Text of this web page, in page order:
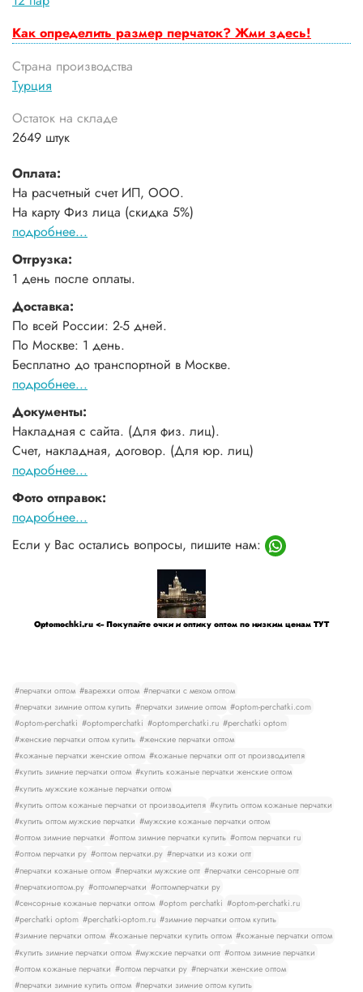
Как определить размер перчаток? Жми здесь!
Страна производства
Турция
Остаток на складе
2649 штук
Оплата:
На расчетный счет ИП, ООО.
На карту Физ лица (скидка 5%)
подробнее...
Отгрузка:
1 день после оплаты.
Доставка:
По всей России: 2-5 дней.
По Москве: 1 день.
Бесплатно до транспортной в Москве.
подробнее...
Документы:
Накладная с сайта. (Для физ. лиц).
Счет, накладная, договор. (Для юр. лиц)
подробнее...
Фото отправок:
подробнее...
Если у Вас остались вопросы, пишите нам:
Optomochki.ru <-- Покупайте очки и оптику оптом по низким ценам ТУТ
#перчатки оптом #варежки оптом #перчатки с мехом оптом
#перчатки зимние оптом купить #перчатки зимние оптом #optom-perchatki.com
#optom-perchatki #optomperchatki #optomperchatki.ru #perchatki optom
#женские перчатки оптом купить #женские перчатки оптом
#кожаные перчатки женские оптом #кожаные перчатки опт от производителя
#купить зимние перчатки оптом #купить кожаные перчатки женские оптом
#купить мужские кожаные перчатки оптом
#купить оптом кожаные перчатки от производителя #купить оптом кожаные перчатки
#купить оптом мужские перчатки #мужские кожаные перчатки оптом
#оптом зимние перчатки #оптом зимние перчатки купить #оптом перчатки ru
#оптом перчатки ру #оптом перчатки.ру #перчатки из кожи опт
#перчатки кожаные оптом #перчатки мужские опт #перчатки сенсорные опт
#перчаткиоптом.ру #оптомперчатки #оптомперчатки ру
#сенсорные кожаные перчатки оптом #optom perchatki #optom-perchatki.ru
#perchatki optom #perchatki-optom.ru #зимние перчатки оптом купить
#зимние перчатки оптом #кожаные перчатки купить оптом #кожаные перчатки оптом
#купить зимние перчатки оптом #мужские перчатки опт #оптом зимние перчатки
#оптом кожаные перчатки #оптом перчатки ру #перчатки женские оптом
#перчатки зимние купить оптом #перчатки зимние оптом купить